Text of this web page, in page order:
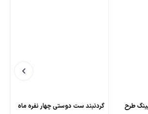
طرح
گردنبند ست دوستی چهار نفره ماه